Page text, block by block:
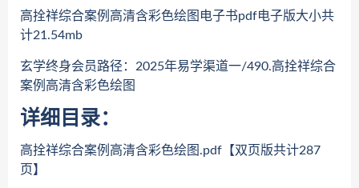
高拴祥综合案例高清含彩色绘图电子书pdf电子版大小共
计21.54mb
玄学终身会员路径：2025年易学渠道一/490.高拴祥综合
案例高清含彩色绘图
详细目录：
高拴祥综合案例高清含彩色绘图.pdf【双页版共计287
页】